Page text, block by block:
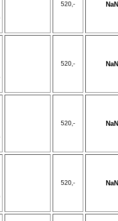
520,- NaN
520,- NaN
520,- NaN
520,- NaN